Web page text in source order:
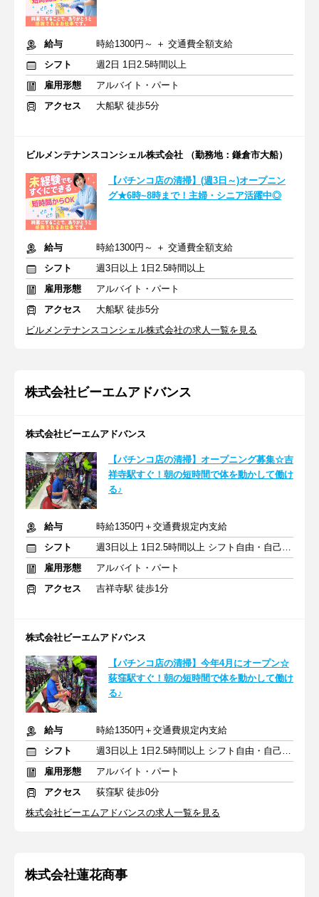
給与
時給1300円～ ＋ 交通費全額支給
シフト
週2日 1日2.5時間以上
雇用形態
アルバイト・パート
アクセス
大船駅 徒歩5分
ビルメンテナンスコンシェル株式会社 （勤務地：鎌倉市大船）
【パチンコ店の清掃】(週3日～)オープニン
グ★6時~8時まで！主婦・シニア活躍中◎
給与
時給1300円～ ＋ 交通費全額支給
シフト
週3日以上 1日2.5時間以上
雇用形態
アルバイト・パート
アクセス
大船駅 徒歩5分
ビルメンテナンスコンシェル株式会社の求人一覧を見る
株式会社ビーエムアドバンス
株式会社ビーエムアドバンス
【パチンコ店の清掃】オープニング募集☆吉
祥寺駅すぐ！朝の短時間で体を動かして働け
る♪
給与
時給1350円＋交通費規定内支給
シフト
週3日以上 1日2.5時間以上 シフト自由・自己申告
雇用形態
アルバイト・パート
アクセス
吉祥寺駅 徒歩1分
株式会社ビーエムアドバンス
【パチンコ店の清掃】今年4月にオープン☆
荻窪駅すぐ！朝の短時間で体を動かして働け
る♪
給与
時給1350円＋交通費規定内支給
シフト
週3日以上 1日2.5時間以上 シフト自由・自己申告
雇用形態
アルバイト・パート
アクセス
荻窪駅 徒歩0分
株式会社ビーエムアドバンスの求人一覧を見る
株式会社蓮花商事